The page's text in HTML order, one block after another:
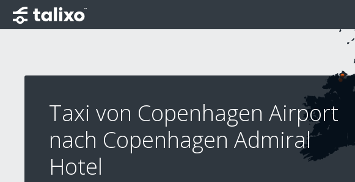
Taxi von Copenhagen Airport
nach Copenhagen Admiral
Hotel